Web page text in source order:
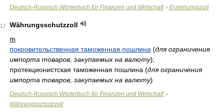
Deutsch-Russisch Wörterbuch für Finanzen und Wirtschaft> Erziehungszoll
17
Währungsschutzzoll
m
покровительственная таможенная пошлина (для ограничения
импорта товаров, закупаемых на валюту);
протекционистская таможенная пошлина (для ограничения
импорта товаров, закупаемых на валюту)
Deutsch-Russisch Wörterbuch für Finanzen und Wirtschaft>
Währungsschutzzoll